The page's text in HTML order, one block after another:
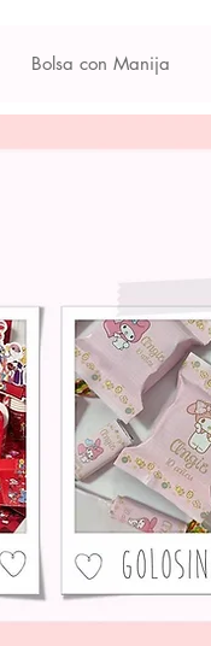
Bolsa con Manija